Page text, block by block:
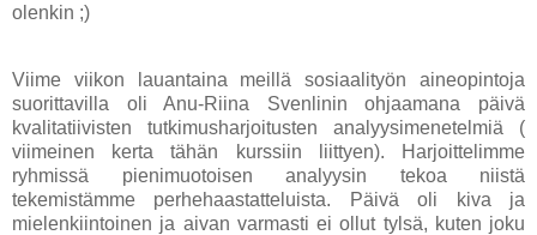
olenkin ;)
Viime viikon lauantaina meillä sosiaalityön aineopintoja
suorittavilla oli Anu-Riina Svenlinin ohjaamana päivä
kvalitatiivisten tutkimusharjoitusten analyysimenetelmiä (
viimeinen kerta tähän kurssiin liittyen). Harjoittelimme
ryhmissä pienimuotoisen analyysin tekoa niistä
tekemistämme perhehaastatteluista. Päivä oli kiva ja
mielenkiintoinen ja aivan varmasti ei ollut tylsä, kuten joku